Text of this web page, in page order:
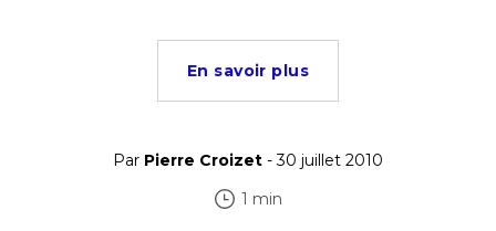
En savoir plus
Par Pierre Croizet - 30 juillet 2010
1 min